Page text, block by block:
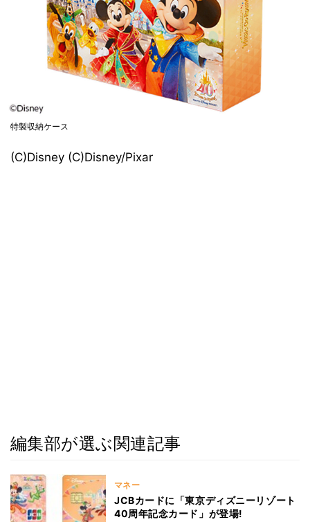
特製収納ケース
(C)Disney (C)Disney/Pixar
編集部が選ぶ関連記事
マネー
JCBカードに「東京ディズニーリゾート
40周年記念カード」が登場!